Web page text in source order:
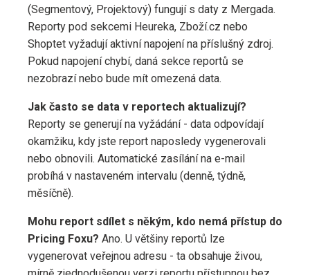
(Segmentový, Projektový) fungují s daty z Mergada.
Reporty pod sekcemi Heureka, Zboží.cz nebo
Shoptet vyžadují aktivní napojení na příslušný zdroj.
Pokud napojení chybí, daná sekce reportů se
nezobrazí nebo bude mít omezená data.
Jak často se data v reportech aktualizují?
Reporty se generují na vyžádání - data odpovídají
okamžiku, kdy jste report naposledy vygenerovali
nebo obnovili. Automatické zasílání na e-mail
probíhá v nastaveném intervalu (denně, týdně,
měsíčně).
Mohu report sdílet s někým, kdo nemá přístup do
Pricing Foxu? Ano. U většiny reportů lze
vygenerovat veřejnou adresu - ta obsahuje živou,